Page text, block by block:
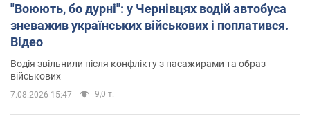
"Воюють, бо дурні": у Чернівцях водій автобуса
зневажив українських військових і поплатився.
Відео
Водія звільнили після конфлікту з пасажирами та образ
військових
7.08.2026 15:47 9,0 т.